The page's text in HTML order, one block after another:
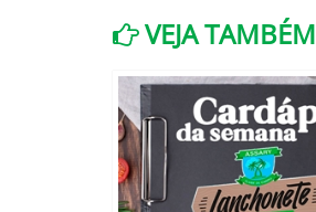
VEJA TAMBÉM